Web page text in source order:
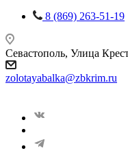
8 (869) 263-51-19
Севастополь, Улица
zolotayabalka@zbkrim.ru